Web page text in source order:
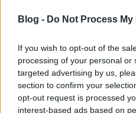
Blog - Do Not Process
If you wish to opt-out of the
processing of your personal or
targeted advertising by us,
section to confirm your
opt-out request is processed
interest-based ads based on
Még a korona vírus
újlipótvárosi erkély
hallgattam minden
adott, egy-két
nagybátyámék laktak. Az
szenvedélyesen…